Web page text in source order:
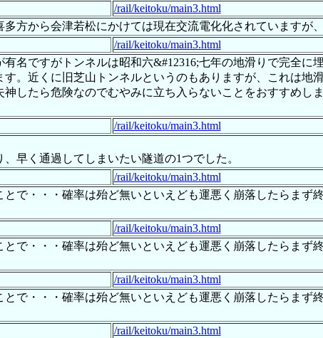
/rail/keitoku/main3.html
方から会津若松にかけては現在交流電化化されています
/rail/keitoku/main3.html
名ですがトンネルは昭和六&#12316;七年の地滑りで完全に
。近くに旧芝山トンネルというのもありますが、これは地
したら危険なのでむやみに立ち入らないことをおすすめし
/rail/keitoku/main3.html
早く通過してしまいたい隧道の1つでした。
/rail/keitoku/main3.html
で・・・確率は殆ど無いといえども運悪く崩落したらまず
/rail/keitoku/main3.html
で・・・確率は殆ど無いといえども運悪く崩落したらまず
/rail/keitoku/main3.html
で・・・確率は殆ど無いといえども運悪く崩落したらまず
/rail/keitoku/main3.html